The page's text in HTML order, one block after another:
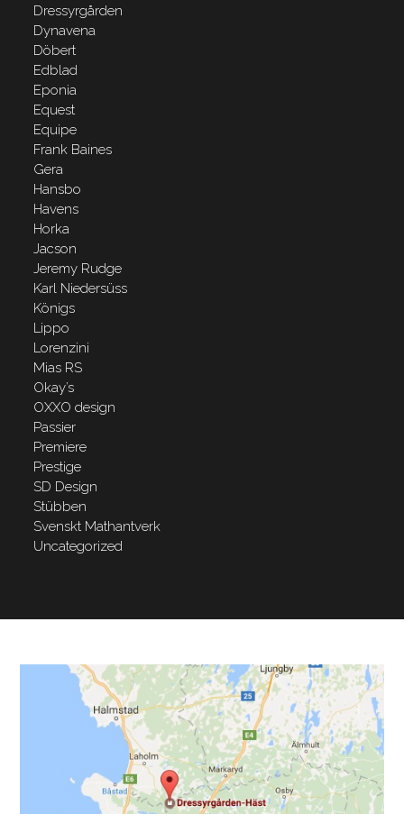
Dressyrgården
Dynavena
Döbert
Edblad
Eponia
Equest
Equipe
Frank Baines
Gera
Hansbo
Havens
Horka
Jacson
Jeremy Rudge
Karl Niedersüss
Königs
Lippo
Lorenzini
Mias RS
Okay’s
OXXO design
Passier
Premiere
Prestige
SD Design
Stübben
Svenskt Mathantverk
Uncategorized